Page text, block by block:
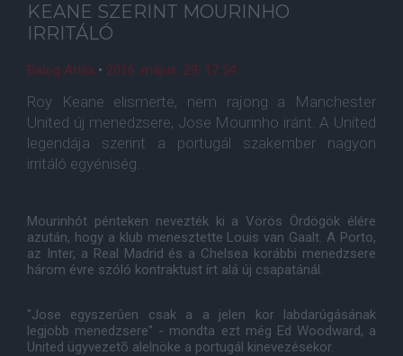
KEANE SZERINT MOURINHO
IRRITÁLÓ
Balog Attila • 2016. május. 29. 17:54
Roy Keane elismerte, nem rajong a Manchester
United új menedzsere, Jose Mourinho iránt. A United
legendája szerint a portugál szakember nagyon
irritáló egyéniség.
Mourinhót pénteken nevezték ki a Vörös Ördögök élére
azután, hogy a klub menesztette Louis van Gaalt. A Porto,
az Inter, a Real Madrid és a Chelsea korábbi menedzsere
három évre szóló kontraktust írt alá új csapatánál.
"Jose egyszerûen csak a a jelen kor labdarúgásának
legjobb menedzsere" - mondta ezt még Ed Woodward, a
United ügyvezetõ alelnöke a portugál kinevezésekor.